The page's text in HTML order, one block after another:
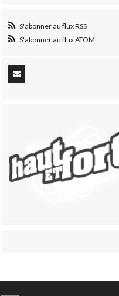
S'abonner au flux RSS
S'abonner au flux ATOM